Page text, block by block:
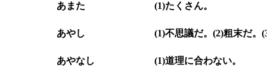
あまた (1)たくさん。
あやし (1)不思議だ。(2)粗末
あやなし (1)道理に合わない。